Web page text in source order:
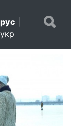
рус
укр